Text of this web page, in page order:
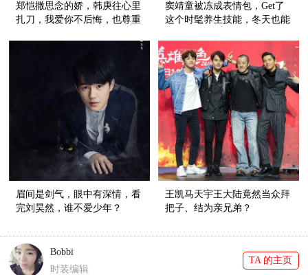
郑恺撒思念的娇，韩庚往心里
扎刀，我爱你不后悔，也尊重
窦靖童被冻成表情包，Get了
这个时髦养生技能，冬天也能
眉间是剑气，眼中有深情，看
完刘昊然，谁不爱少年？
王凯马天宇王大陆竟然当众拜
把子、结为亲兄弟？
Bobbi
时装编辑
TA 的主页